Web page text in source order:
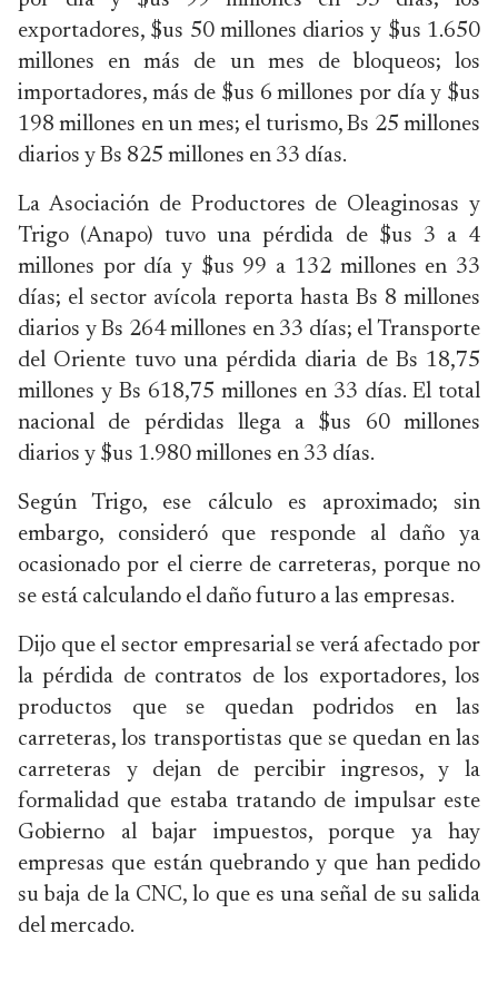
exportadores, $us 50 millones diarios y $us 1.650
millones en más de un mes de bloqueos; los
importadores, más de $us 6 millones por día y $us
198 millones en un mes; el turismo, Bs 25 millones
diarios y Bs 825 millones en 33 días.
La Asociación de Productores de Oleaginosas y
Trigo (Anapo) tuvo una pérdida de $us 3 a 4
millones por día y $us 99 a 132 millones en 33
días; el sector avícola reporta hasta Bs 8 millones
diarios y Bs 264 millones en 33 días; el Transporte
del Oriente tuvo una pérdida diaria de Bs 18,75
millones y Bs 618,75 millones en 33 días. El total
nacional de pérdidas llega a $us 60 millones
diarios y $us 1.980 millones en 33 días.
Según Trigo, ese cálculo es aproximado; sin
embargo, consideró que responde al daño ya
ocasionado por el cierre de carreteras, porque no
se está calculando el daño futuro a las empresas.
Dijo que el sector empresarial se verá afectado por
la pérdida de contratos de los exportadores, los
productos que se quedan podridos en las
carreteras, los transportistas que se quedan en las
carreteras y dejan de percibir ingresos, y la
formalidad que estaba tratando de impulsar este
Gobierno al bajar impuestos, porque ya hay
empresas que están quebrando y que han pedido
su baja de la CNC, lo que es una señal de su salida
del mercado.